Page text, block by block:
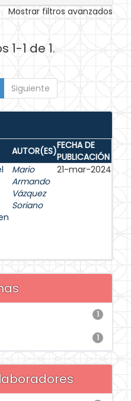
Mostrar filtros avanzados
1-1 de 1.
Siguiente
AUTOR(ES)FECHA DE
PUBLICACIÓN
Mario
Armando
Vázquez
Soriano
21-mar-2024
1
1